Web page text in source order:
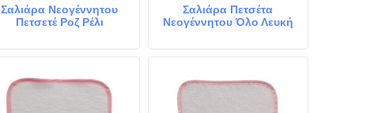
Σαλιάρα Νεογέννητου
Πετσετέ Ροζ Ρέλι
Σαλιάρα Πετσέτα
Νεογέννητου Όλο Λευκή